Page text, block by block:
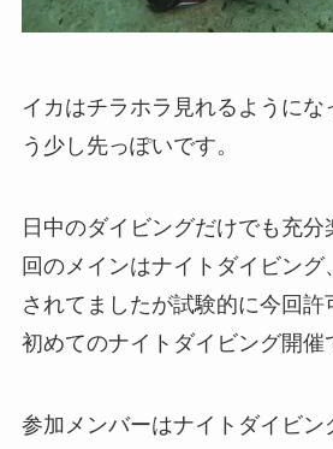
イカはチラホラ見れるようにな
う少し先っぽいです。
日中のダイビングだけでも充
回のメインはナイトダイビング
されてましたが試験的に今回
初めてのナイトダイビング開催
参加メンバーはナイトダイビン